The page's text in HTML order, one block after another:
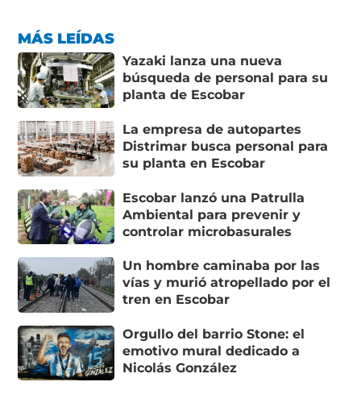
MÁS LEÍDAS
Yazaki lanza una nueva
búsqueda de personal para su
planta de Escobar
La empresa de autopartes
Distrimar busca personal para
su planta en Escobar
Escobar lanzó una Patrulla
Ambiental para prevenir y
controlar microbasurales
Un hombre caminaba por las
vías y murió atropellado por el
tren en Escobar
Orgullo del barrio Stone: el
emotivo mural dedicado a
Nicolás González